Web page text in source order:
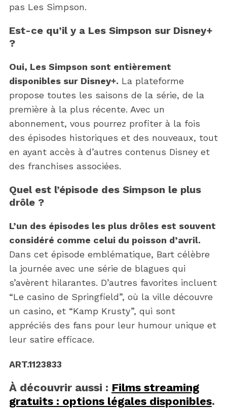
pas Les Simpson.
Est-ce qu’il y a Les Simpson sur Disney+
?
Oui, Les Simpson sont entièrement
disponibles sur Disney+. La plateforme
propose toutes les saisons de la série, de la
première à la plus récente. Avec un
abonnement, vous pourrez profiter à la fois
des épisodes historiques et des nouveaux, tout
en ayant accès à d’autres contenus Disney et
des franchises associées.
Quel est l’épisode des Simpson le plus
drôle ?
L’un des épisodes les plus drôles est souvent
considéré comme celui du poisson d’avril.
Dans cet épisode emblématique, Bart célèbre
la journée avec une série de blagues qui
s’avèrent hilarantes. D’autres favorites incluent
“Le casino de Springfield”, où la ville découvre
un casino, et “Kamp Krusty”, qui sont
appréciés des fans pour leur humour unique et
leur satire efficace.
ART.1123833
À découvrir aussi : Films streaming
gratuits : options légales disponibles.